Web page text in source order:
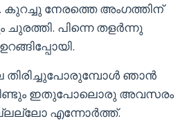
കുറച്ചു നേരത്തെ അംഗത്തിന്
പിന്നെ തളർന്നു
തിരിച്ചുപോരുമ്പോൾ ഞാൻ
ഇതുപോലൊരു അവസരം
എന്നോർത്ത്.